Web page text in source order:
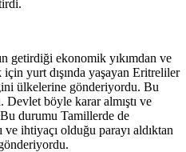
getirdiği ekonomik yıkımdan ve
yurt dışında yaşayan Eritreliler
ülkelerine gönderiyordu. Bu
böyle karar almıştı ve
durumu Tamillerde de
ihtiyaçı olduğu parayı aldıktan